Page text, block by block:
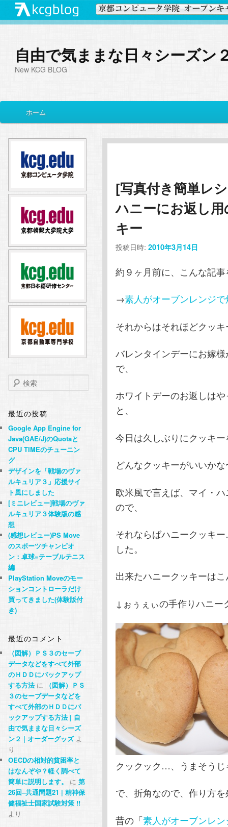
自由で気ままな日々シーズン
New KCG BLOG
イ
メ
イ
ン
コ
ン
ツ
移
サ
ブ
コ
ン
テ
へ
動
ホーム
[写真付き簡単レ
ハニーにお返し
キー
投稿日時: 2010年3月14日
約９ヶ月前に、こんな記
→素人がオーブンレンジ
それからはそれほどクッ
バレンタインデーにお嫁
で、
ホワイトデーのお返しは
と、
今日は久しぶりにクッキ
どんなクッキーがいいか
欧米風で言えば、マイ・
ので、
それならばハニークッキ
した。
出来たハニークッキーは
↓ぉぅぇぃの手作りハニー
クックック…、うまそう
で、折角なので、作り方
昔の「素人がオーブンレ
検
索
最近の投稿
Google App Engine for
Java(GAE/J)のQuotaと
CPU TIMEのチューニン
グ
デザインを「戦場のヴァ
ルキュリア３」応援サイ
ト風にしました
[ミニレビュー]戦場のヴァ
ルキュリア３体験版の感
想
(感想レビュー)PS Move
のスポーツチャンピオ
ン：卓球=テーブルテニス
編
PlayStation Moveのモー
ションコントローラだけ
買ってきました(体験版付
き)
最近のコメント
（図解）ＰＳ３のセーブ
データなどをすべて外部
のＨＤＤにバックアップ
する方法に
（図解）ＰＳ
３のセーブデータなどを
すべて外部のＨＤＤにバ
ックアップする方法 | 自
由で気ままな日々シーズ
ン２ | オーダーグッズよ
り
OECDの相対的貧困率と
はなんぞや？軽く調べて
簡単に説明します。
に第
26回–共通問題21 | 精神保
健福祉士国家試験対策 !!
より